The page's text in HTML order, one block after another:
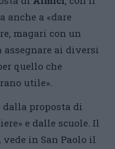
anche a «dare
magari con un
assegnare ai diversi
quello che
utile».
dalla proposta di
e dalle scuole. Il
in San Paolo il